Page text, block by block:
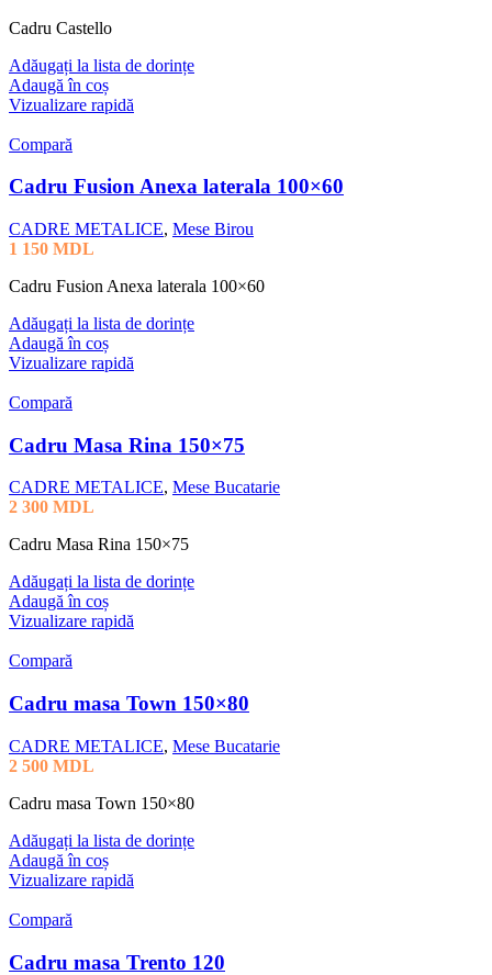
Cadru Castello
Adăugați la lista de dorințe
Adaugă în coș
Vizualizare rapidă
Compară
Cadru Fusion Anexa laterala 100×60
CADRE METALICE, Mese Birou
1 150 MDL
Cadru Fusion Anexa laterala 100×60
Adăugați la lista de dorințe
Adaugă în coș
Vizualizare rapidă
Compară
Cadru Masa Rina 150×75
CADRE METALICE, Mese Bucatarie
2 300 MDL
Cadru Masa Rina 150×75
Adăugați la lista de dorințe
Adaugă în coș
Vizualizare rapidă
Compară
Cadru masa Town 150×80
CADRE METALICE, Mese Bucatarie
2 500 MDL
Cadru masa Town 150×80
Adăugați la lista de dorințe
Adaugă în coș
Vizualizare rapidă
Compară
Cadru masa Trento 120